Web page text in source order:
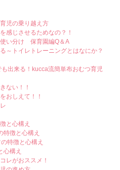
児の乗り越え方
感じさせるためなの？！
い分け 保育園編Q＆A
～トイレトレーニングとはなにか？
出来る！kucca流簡単布おむつ育児
ない！！
おしえて！！
と心構え
特徴と心構え
特徴と心構え
心構え
レがおススメ！